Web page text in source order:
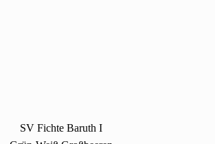
SV Fichte Baruth I